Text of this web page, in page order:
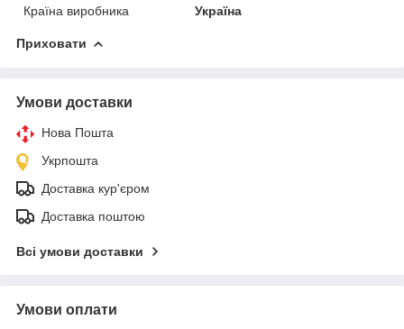
Країна виробника
Україна
Приховати
Умови доставки
Нова Пошта
Укрпошта
Доставка кур'єром
Доставка поштою
Всі умови доставки
Умови оплати